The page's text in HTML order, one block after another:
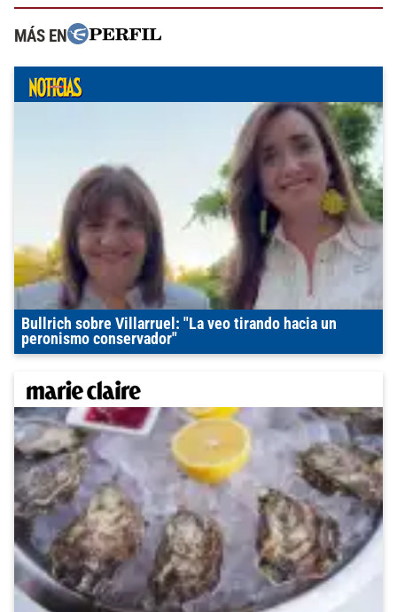
MÁS EN
Bullrich sobre Villarruel: "La veo tirando hacia un
peronismo conservador"